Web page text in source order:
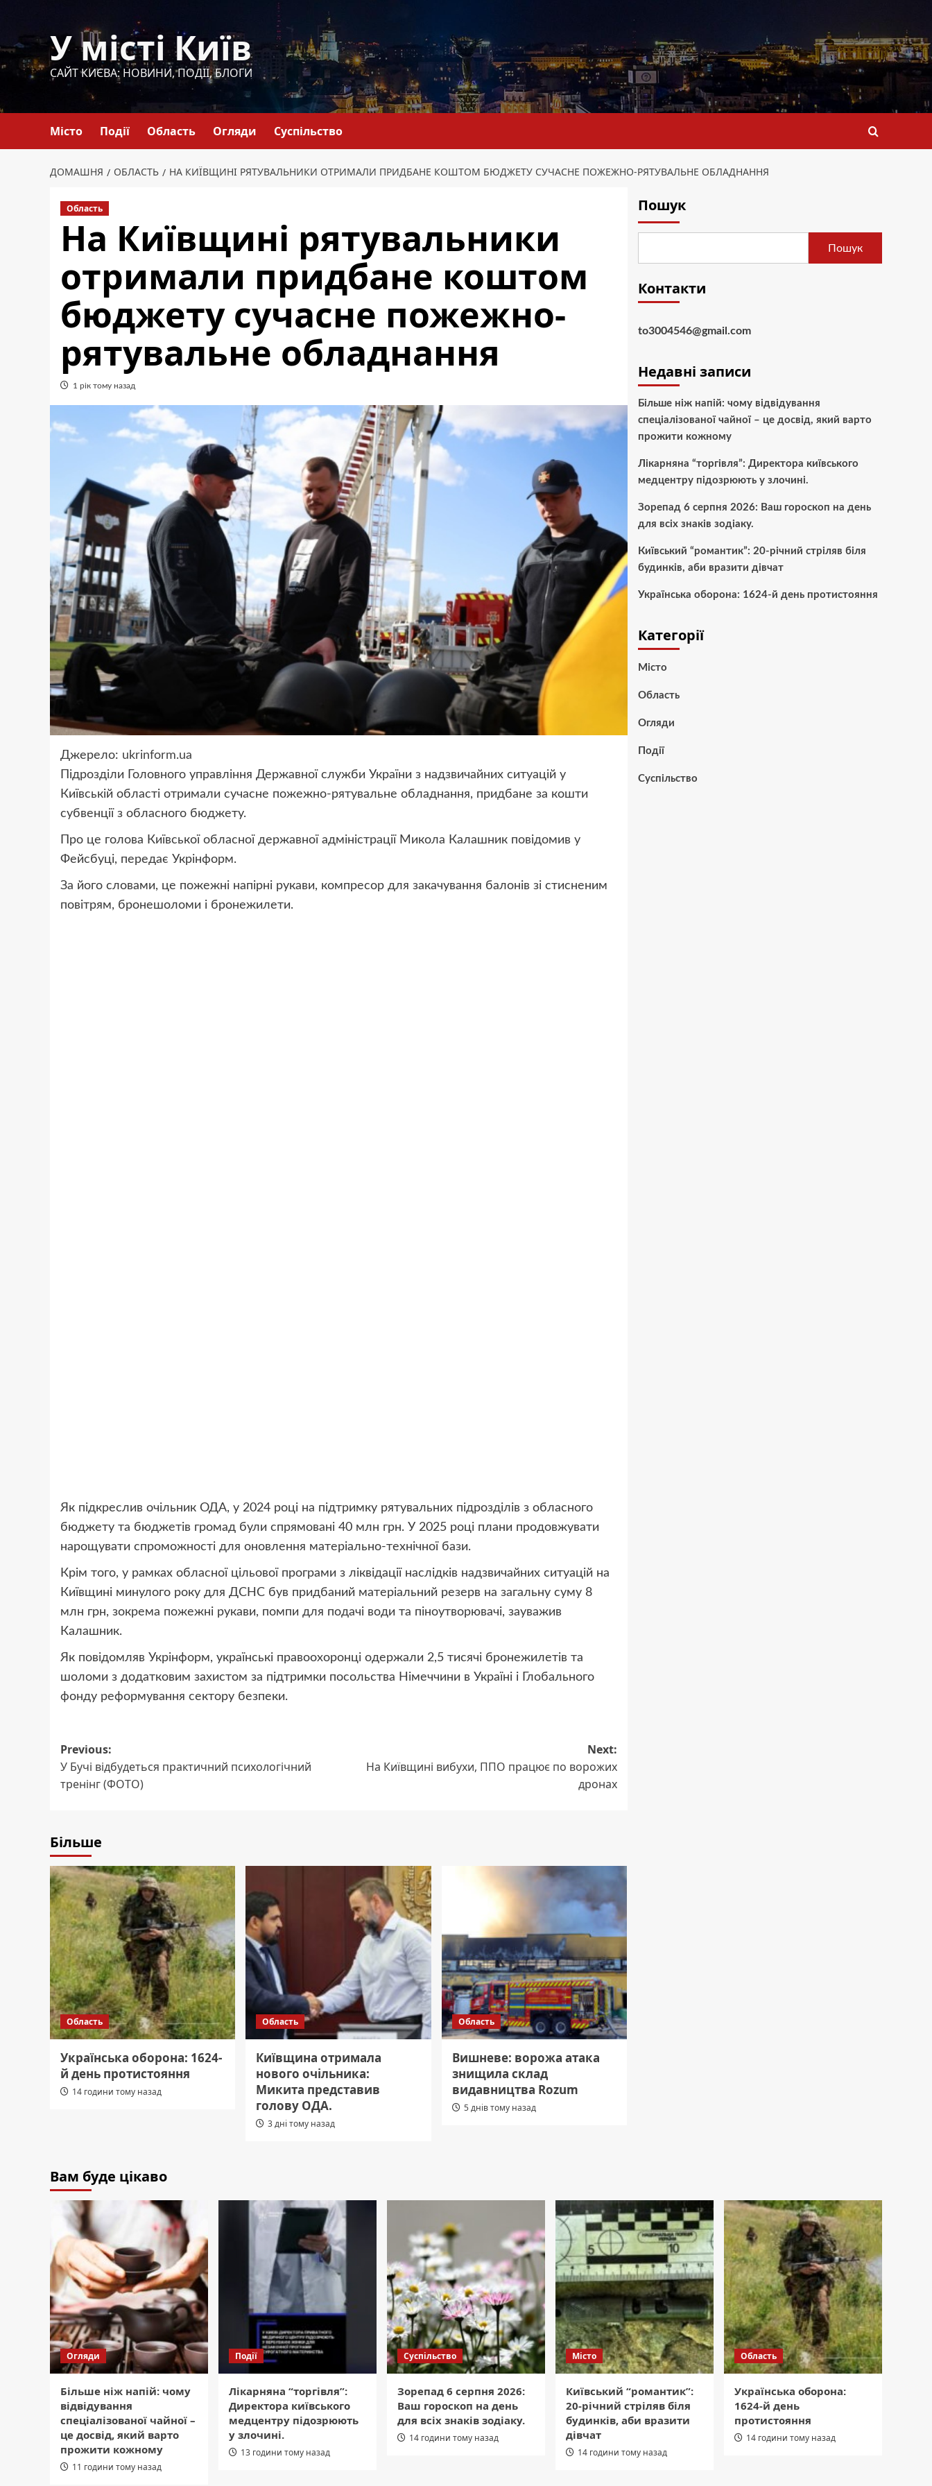
вмісту
У місті Київ
САЙТ КИЄВА: НОВИНИ, ПОДІЇ, БЛОГИ
Місто Події Область Огляди Суспільство
ДОМАШНЯ ОБЛАСТЬ НА КИЇВЩИНІ РЯТУВАЛЬНИКИ ОТРИМАЛИ ПРИДБАНЕ КОШТОМ БЮДЖЕТУ СУЧАСНЕ ПОЖЕЖНО-РЯТУВАЛЬНЕ ОБЛАДНАННЯ
Область
На Київщині рятувальники
отримали придбане коштом
бюджету сучасне пожежно-
рятувальне обладнання
1 рік тому назад
Джерело: ukrinform.ua
Підрозділи Головного управління Державної служби України з надзвичайних ситуацій у
Київській області отримали сучасне пожежно-рятувальне обладнання, придбане за кошти
субвенції з обласного бюджету.
Про це голова Київської обласної державної адміністрації Микола Калашник повідомив у
Фейсбуці, передає Укрінформ.
За його словами, це пожежні напірні рукави, компресор для закачування балонів зі стисненим
повітрям, бронешоломи і бронежилети.
Як підкреслив очільник ОДА, у 2024 році на підтримку рятувальних підрозділів з обласного
бюджету та бюджетів громад були спрямовані 40 млн грн. У 2025 році плани продовжувати
нарощувати спроможності для оновлення матеріально-технічної бази.
Крім того, у рамках обласної цільової програми з ліквідації наслідків надзвичайних ситуацій на
Київщині минулого року для ДСНС був придбаний матеріальний резерв на загальну суму 8
млн грн, зокрема пожежні рукави, помпи для подачі води та піноутворювачі, зауважив
Калашник.
Як повідомляв Укрінформ, українські правоохоронці одержали 2,5 тисячі бронежилетів та
шоломи з додатковим захистом за підтримки посольства Німеччини в Україні і Глобального
фонду реформування сектору безпеки.
Post
navigation
Previous:
У Бучі відбудеться практичний психологічний
тренінг (ФОТО)
Next:
На Київщині вибухи, ППО працює по ворожих
дронах
Більше
Область
Українська оборона: 1624-
й день протистояння
14 години тому назад
Область
Київщина отримала
нового очільника:
Микита представив
голову ОДА.
3 дні тому назад
Область
Вишневе: ворожа атака
знищила склад
видавництва Rozum
5 днів тому назад
Пошук
Пошук
Контакти
to3004546@gmail.com
Недавні записи
Більше ніж напій: чому відвідування
спеціалізованої чайної – це досвід, який варто
прожити кожному
Лікарняна “торгівля”: Директора київського
медцентру підозрюють у злочині.
Зорепад 6 серпня 2026: Ваш гороскоп на день
для всіх знаків зодіаку.
Київський “романтик”: 20-річний стріляв біля
будинків, аби вразити дівчат
Українська оборона: 1624-й день протистояння
Категорії
Місто
Область
Огляди
Події
Суспільство
Вам буде цікаво
Огляди
Більше ніж напій: чому
відвідування
спеціалізованої чайної –
це досвід, який варто
прожити кожному
11 години тому назад
Події
Лікарняна “торгівля”:
Директора київського
медцентру підозрюють
у злочині.
13 години тому назад
Суспільство
Зорепад 6 серпня 2026:
Ваш гороскоп на день
для всіх знаків зодіаку.
14 години тому назад
Місто
Київський “романтик”:
20-річний стріляв біля
будинків, аби вразити
дівчат
14 години тому назад
Область
Українська оборона:
1624-й день
протистояння
14 години тому назад